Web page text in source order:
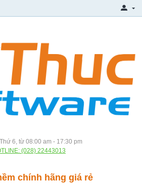
6, từ 08:00 am - 17:30 pm
(028) 22443013
chính hãng giá rẻ